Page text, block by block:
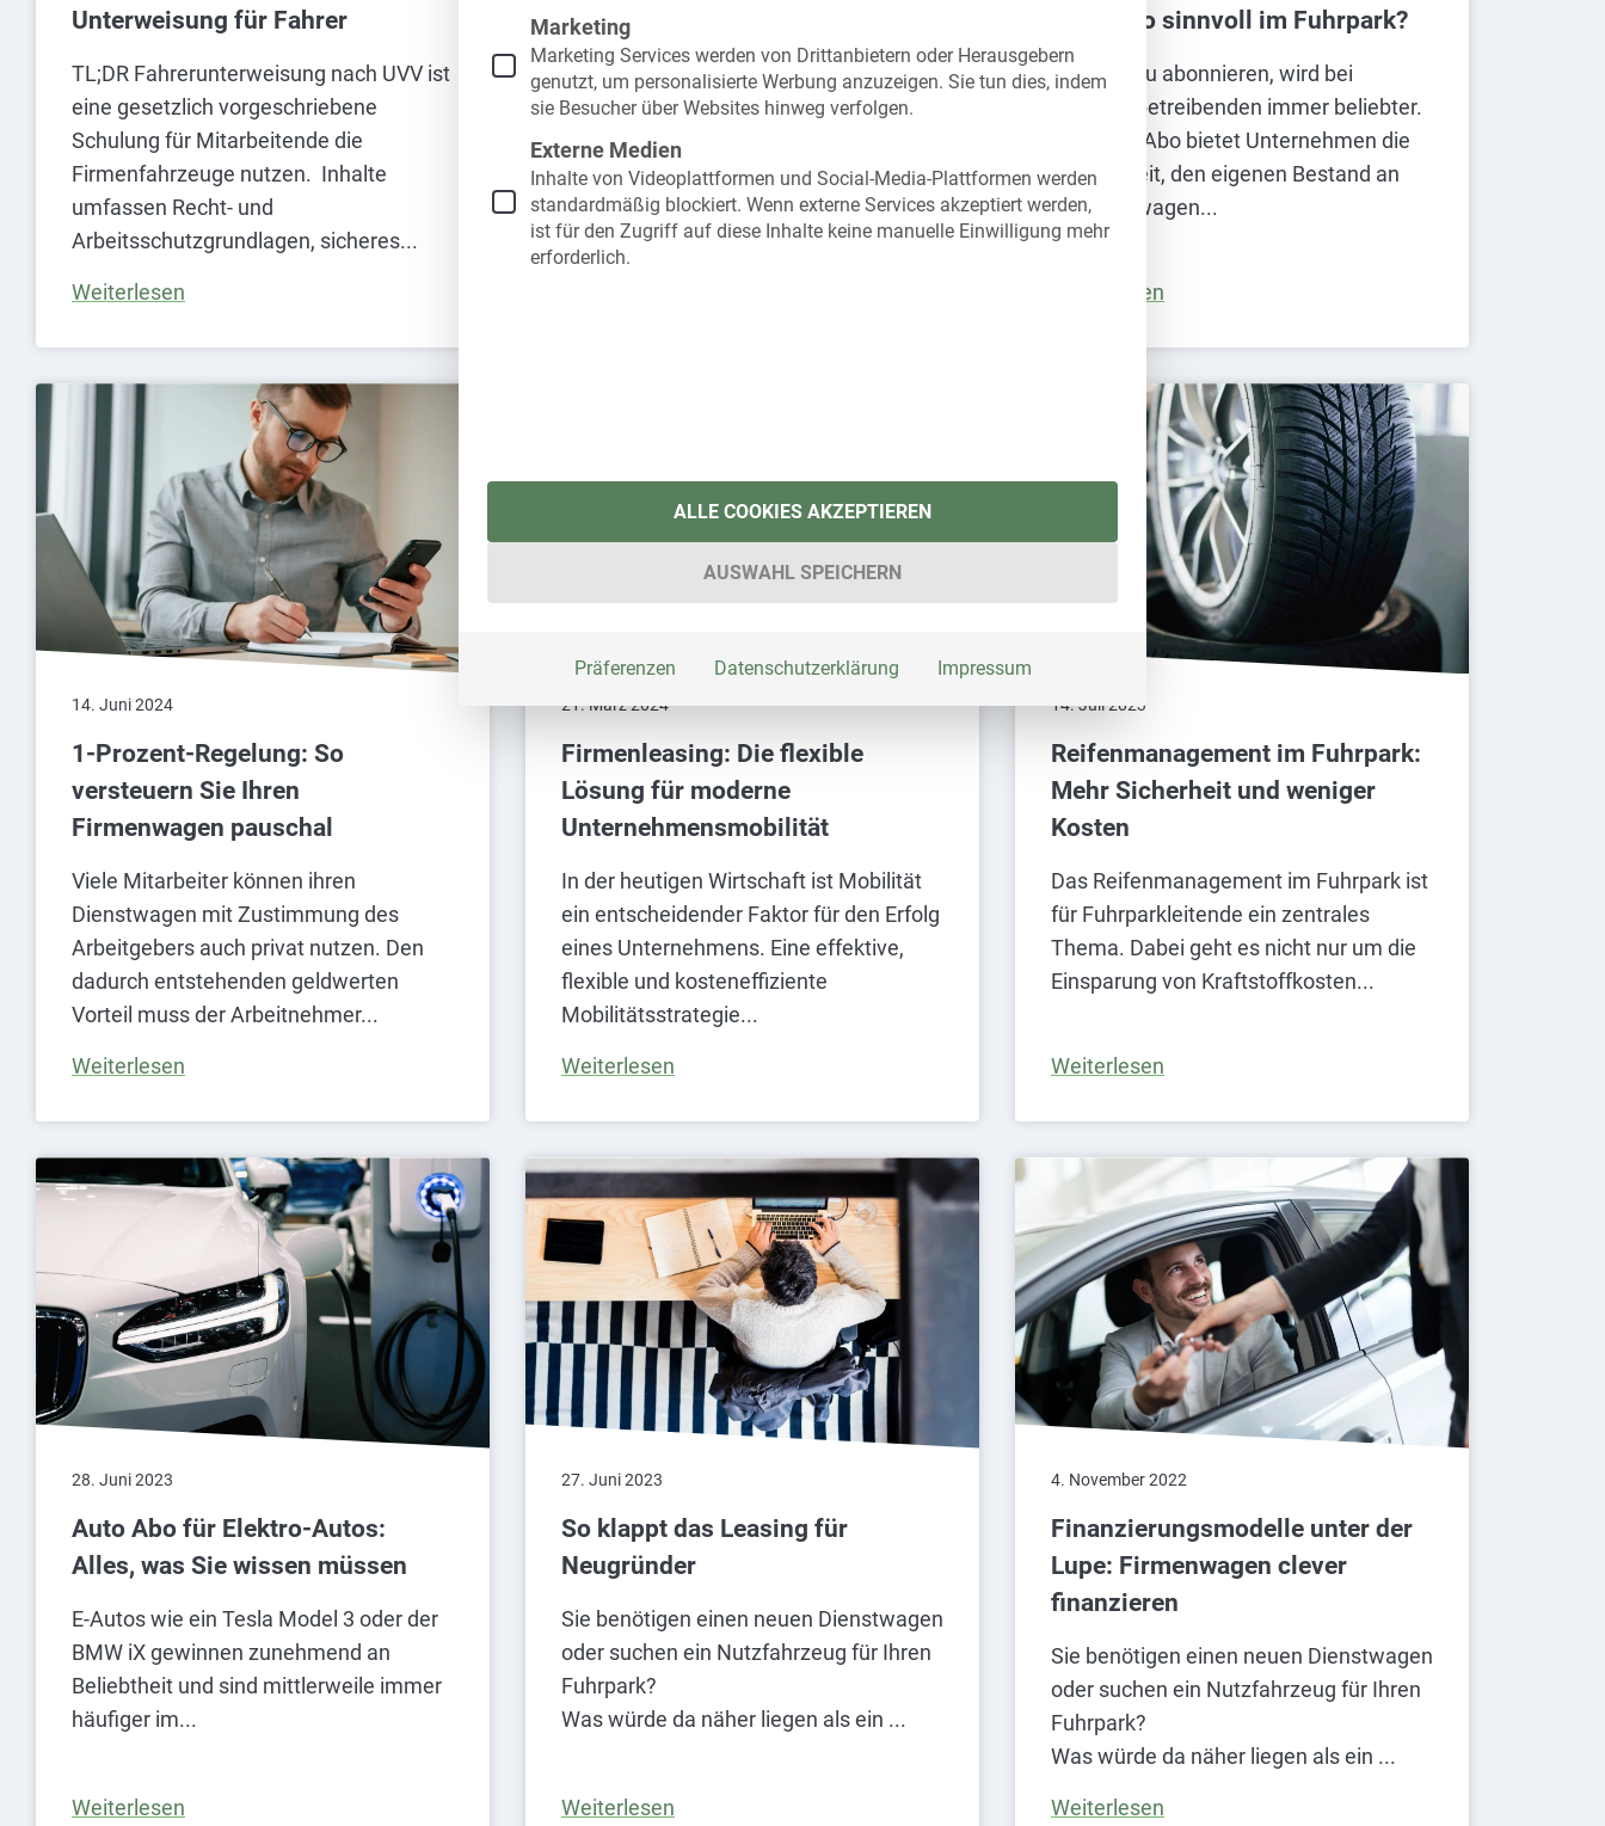
Unterweisung für Fahrer
TL;DR Fahrerunterweisung nach UVV ist
eine gesetzlich vorgeschriebene
Schulung für Mitarbeitende die
Firmenfahrzeuge nutzen. Inhalte
umfassen Recht- und
Arbeitsschutzgrundlagen, sicheres
Weiterlesen
Fuhrpark: Darauf kommt es an
Wollen Sie alle Fahrzeuge Ihres
Unternehmens sowie Ihre
Mitarbeitenden mit nur einem Vertrag
perfekt absichern, ist
die Flottenversicherung für Gewerbe
genau das
Auto Abo sinnvoll im Fuhrpark?
Ein Auto zu abonnieren, wird bei
Fuhrparkbetreibenden immer beliebter.
Das Auto Abo bietet Unternehmen die
Möglichkeit, den eigenen Bestand an
Dienstagwagen
Weiterlesen
1-Prozent-Regelung: So
versteuern Sie Ihren
Firmenwagen pauschal
Viele Mitarbeiter können ihren
Dienstwagen mit Zustimmung des
Arbeitgebers auch privat nutzen. Den
dadurch entstehenden geldwerten
Vorteil muss der Arbeitnehmer
Weiterlesen
14. Juni 2024
Firmenleasing: Die flexible
Lösung für moderne
Unternehmensmobilität
In der heutigen Wirtschaft ist Mobilität
ein entscheidender Faktor für den Erfolg
eines Unternehmens. Eine effektive,
flexible und kosteneffiziente
Mobilitätsstrategie
Weiterlesen
21. März 2024
Reifenmanagement im Fuhrpark:
Mehr Sicherheit und weniger
Kosten
Das Reifenmanagement im Fuhrpark ist
für Fuhrparkleitende ein zentrales
Thema. Dabei geht es nicht nur um die
Einsparung von Kraftstoffkosten
Weiterlesen
14. Juli 2023
Auto Abo für Elektro-Autos:
Alles, was Sie wissen müssen
E-Autos wie ein Tesla Model 3 oder der
BMW iX gewinnen zunehmend an
Beliebtheit und sind mittlerweile immer
häufiger im
Weiterlesen
28. Juni 2023
So klappt das Leasing für
Neugründer
Sie benötigen einen neuen Dienstwagen
oder suchen ein Nutzfahrzeug für Ihren
Fuhrpark?
Was würde da näher liegen als ein
Weiterlesen
27. Juni 2023
Finanzierungs­modelle unter der
Lupe: Firmenwagen clever
finanzieren
Sie benötigen einen neuen Dienstwagen
oder suchen ein Nutzfahrzeug für Ihren
Fuhrpark?
Was würde da näher liegen als ein
Weiterlesen
4. November 2022
Marketing
Marketing Services werden von Drittanbietern oder Herausgebern
genutzt, um personalisierte Werbung anzuzeigen. Sie tun dies, indem
sie Besucher über Websites hinweg verfolgen.
Externe Medien
Inhalte von Videoplattformen und Social-Media-Plattformen werden
standardmäßig blockiert. Wenn externe Services akzeptiert werden,
ist für den Zugriff auf diese Inhalte keine manuelle Einwilligung mehr
erforderlich.
ALLE COOKIES AKZEPTIEREN
AUSWAHL SPEICHERN
Präferenzen Datenschutzerklärung Impressum